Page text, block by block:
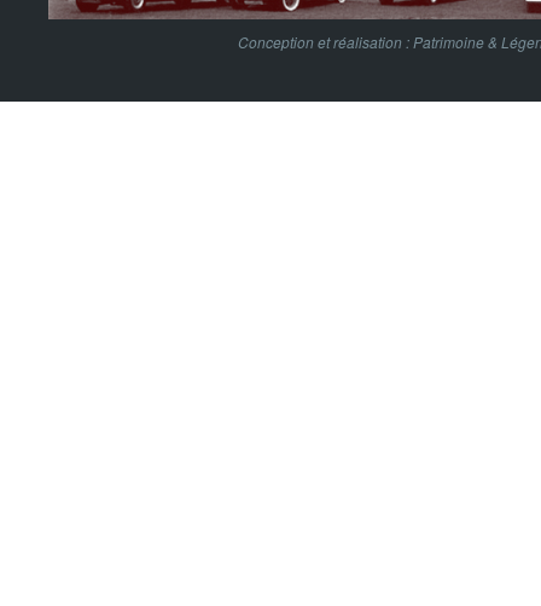
Conception et réalisation : Patrimoine &